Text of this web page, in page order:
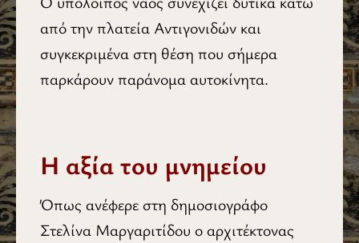
από την πλατεία Αντιγονιδών και
συγκεκριμένα στη θέση που σήμερα
παρκάρουν παράνομα αυτοκίνητα.
Η αξία του μνημείου
Όπως ανέφερε στη δημοσιογράφο
Στελίνα Μαργαριτίδου ο αρχιτέκτονας